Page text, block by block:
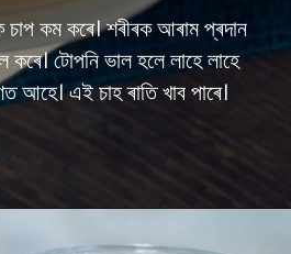
চাপ কম কৰে। শৰীৰক আৰাম প্ৰদান
টোপনি ভাল হলে লাহে লাহে
আহে। এই চাহ ৰাতি খাব পাৰে।